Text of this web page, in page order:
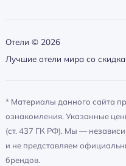
Отели © 2026
Лучшие отели мира со
* Материалы данного сайта
ознакомления. Указанные
(ст. 437 ГК РФ). Мы —
и не представляем
брендов.